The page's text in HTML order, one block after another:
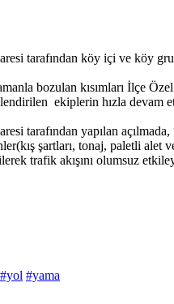
tarafından köy içi ve köy grup
bozulan kısımları İlçe
ekiplerin hızla devam
tarafından yapılan
şartları, tonaj, paletli alet
trafik akışını olumsuz
#yol #yama